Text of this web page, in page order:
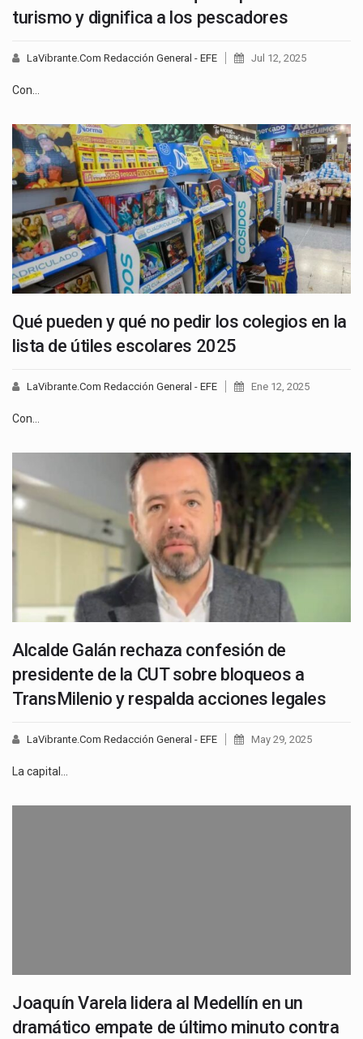
turismo y dignifica a los pescadores
LaVibrante.Com Redacción General - EFE Jul 12, 2025
Con…
Qué pueden y qué no pedir los colegios en la
lista de útiles escolares 2025
LaVibrante.Com Redacción General - EFE Ene 12, 2025
Con…
Alcalde Galán rechaza confesión de
presidente de la CUT sobre bloqueos a
TransMilenio y respalda acciones legales
LaVibrante.Com Redacción General - EFE May 29, 2025
La capital…
Joaquín Varela lidera al Medellín en un
dramático empate de último minuto contra